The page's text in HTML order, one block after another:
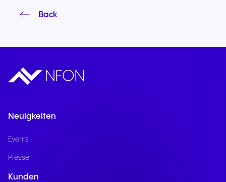
Back
Neuigkeiten
Events
Presse
Kunden